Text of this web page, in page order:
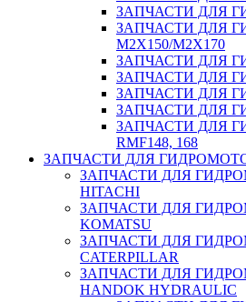
ЗАПЧАСТИ ДЛЯ
ЗАПЧАСТИ ДЛЯ
M2X150/M2X170
ЗАПЧАСТИ ДЛЯ
ЗАПЧАСТИ ДЛЯ
ЗАПЧАСТИ ДЛЯ
ЗАПЧАСТИ ДЛЯ
ЗАПЧАСТИ ДЛЯ
RMF148, 168
ЗАПЧАСТИ ДЛЯ
ЗАПЧАСТИ ДЛЯ
HITACHI
ЗАПЧАСТИ ДЛЯ
KOMATSU
ЗАПЧАСТИ ДЛЯ
CATERPILLAR
ЗАПЧАСТИ ДЛЯ
HANDOK HYDRAULIC